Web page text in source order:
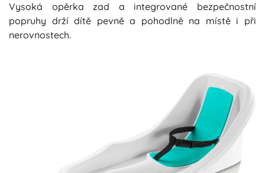
Vysoká opěrka zad a integrované bezpečnostní
popruhy drží dítě pevně a pohodlně na místě i při
nerovnostech.